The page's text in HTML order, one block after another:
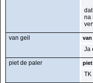
na
van geil
Ja
piet de paler
piet
TK